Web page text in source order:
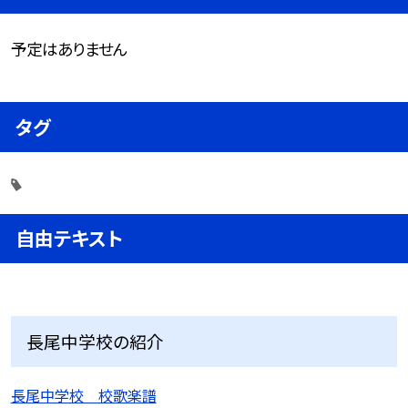
予定はありません
タグ
自由テキスト
長尾中学校の紹介
長尾中学校 校歌楽譜